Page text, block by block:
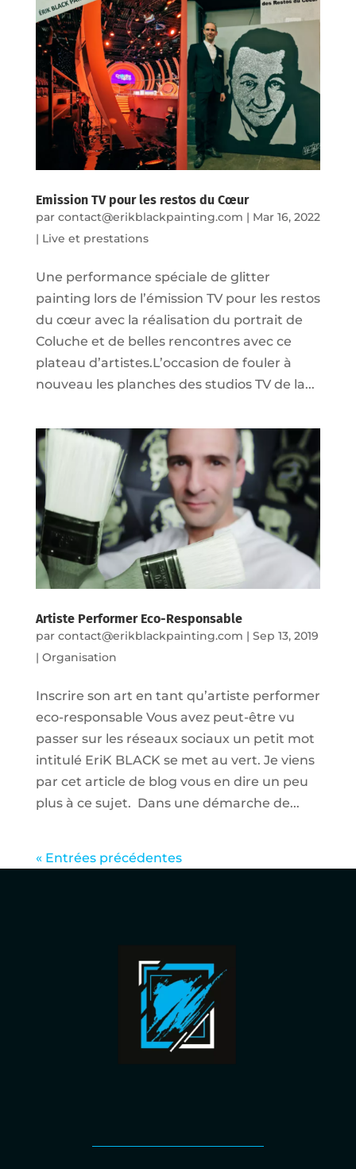
Emission TV pour les restos du Cœur
par contact@erikblackpainting.com | Mar 16, 2022
| Live et prestations
Une performance spéciale de glitter
painting lors de l’émission TV pour les restos
du cœur avec la réalisation du portrait de
Coluche et de belles rencontres avec ce
plateau d’artistes.L’occasion de fouler à
nouveau les planches des studios TV de la...
Artiste Performer Eco-Responsable
par contact@erikblackpainting.com | Sep 13, 2019
| Organisation
Inscrire son art en tant qu’artiste performer
eco-responsable Vous avez peut-être vu
passer sur les réseaux sociaux un petit mot
intitulé EriK BLACK se met au vert. Je viens
par cet article de blog vous en dire un peu
plus à ce sujet. Dans une démarche de...
« Entrées précédentes